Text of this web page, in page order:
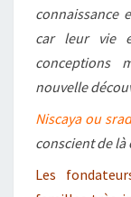
connaissance
car leur vie
conceptions
nouvelle
Niscaya ou
conscient de là
Les